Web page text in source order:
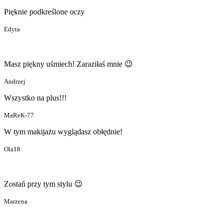
Pięknie podkreślone oczy
Edyta
Masz piękny uśmiech! Zaraziłaś mnie 😉
Andrzej
Wszystko na plus!!!
MaReK-77
W tym makijażu wyglądasz obłędnie!
Ola18
Zostań przy tym stylu 😉
Marzena